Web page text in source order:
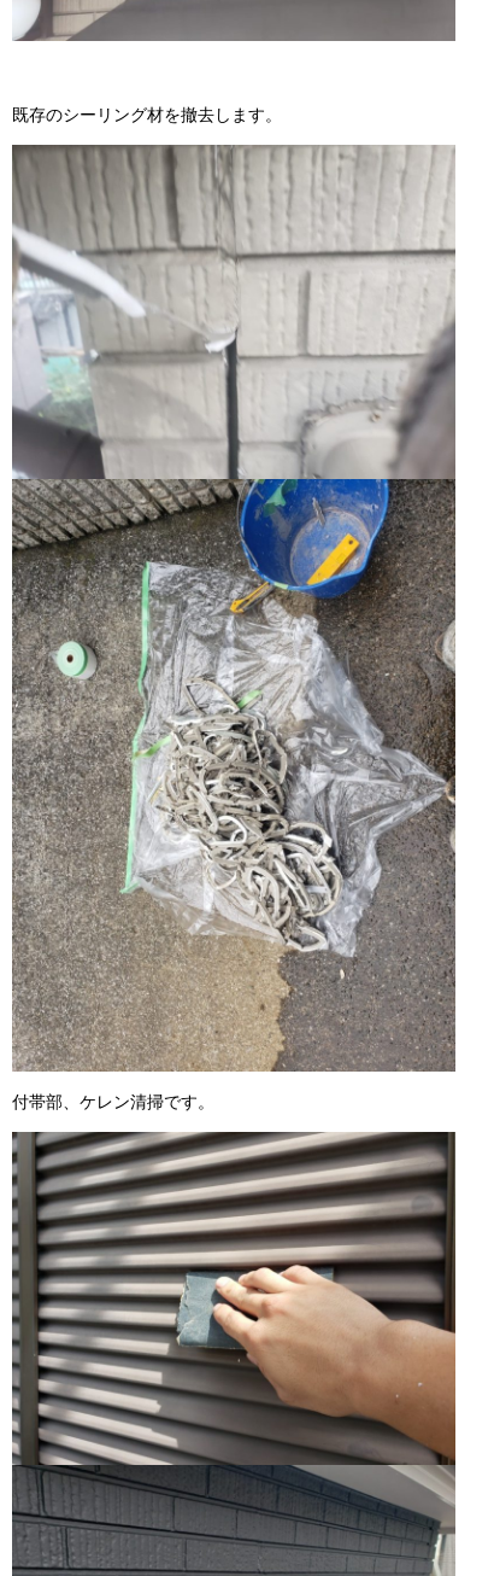
既存のシーリング材を撤去します。
付帯部、ケレン清掃です。